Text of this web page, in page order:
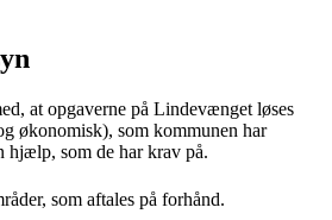
at opgaverne på Lindevænget løses
økonomisk), som kommunen har
hjælp, som de har krav på.
som aftales på forhånd.